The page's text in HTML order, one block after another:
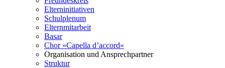
Elterninitiativen
Schulplenum
Elternmitarbeit
Basar
Chor »Capella d’accord«
Organisation und Ansprechpartner
Struktur